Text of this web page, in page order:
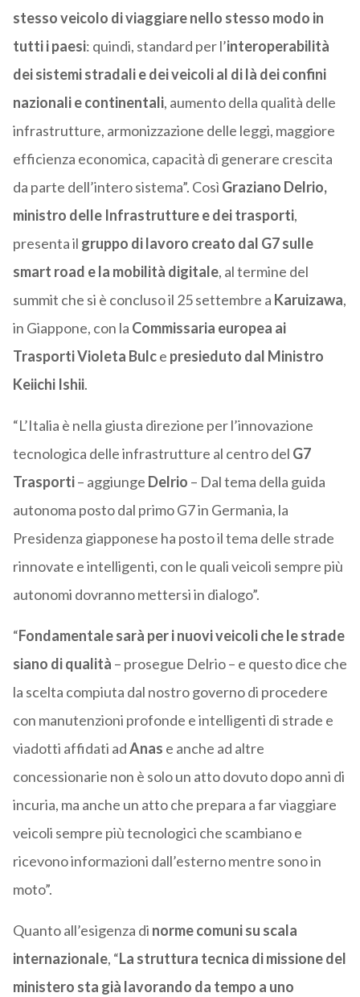
stesso veicolo di viaggiare nello stesso modo in
tutti i paesi: quindi, standard per l’interoperabilità
dei sistemi stradali e dei veicolial di là dei confini
nazionali e continentali, aumento della qualità delle
infrastrutture, armonizzazione delle leggi, maggiore
efficienza economica, capacità di generare crescita
da parte dell’intero sistema”. Così Graziano Delrio,
ministro delle Infrastrutture e dei trasporti,
presenta il gruppo di lavoro creato dal G7 sulle
smart road e la mobilità digitale, al termine del
summit che si è concluso il 25 settembre a Karuizawa,
in Giappone, con la Commissaria europea ai
Trasporti Violeta Bulce presieduto dal Ministro
Keiichi Ishii.
“L’Italia è nella giusta direzione per l’innovazione
tecnologica delle infrastrutture al centro del G7
Trasporti– aggiunge Delrio – Dal tema della guida
autonoma posto dal primo G7 in Germania, la
Presidenza giapponese ha posto il tema delle strade
rinnovate e intelligenti, con le quali veicoli sempre più
autonomi dovranno mettersi in dialogo”.
“Fondamentale sarà per i nuovi veicoli che le strade
siano di qualità – prosegue Delrio – e questo dice che
la scelta compiuta dal nostro governo di procedere
con manutenzioni profonde e intelligenti di strade e
viadotti affidati adAnas e anche ad altre
concessionarie non è solo un atto dovuto dopo anni di
incuria, ma anche un atto che prepara a far viaggiare
veicoli sempre più tecnologici che scambiano e
ricevono informazioni dall’esterno mentre sono in
moto”.
Quanto all’esigenza di norme comuni su scala
internazionale, “La struttura tecnica di missione del
ministero sta già lavorando da tempo a uno